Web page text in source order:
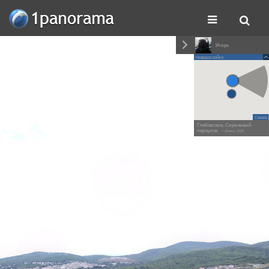
Игорь
Новороссийск
Схема
Глебовское, Сиреневый
переулок • 18 июл. 2020